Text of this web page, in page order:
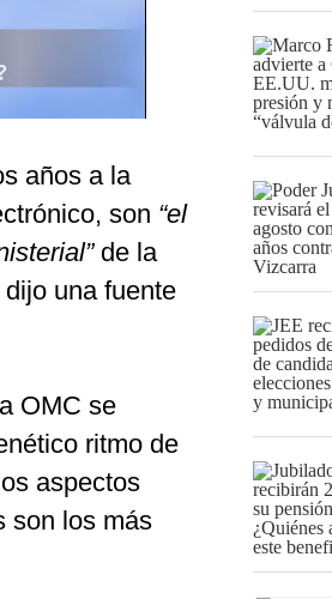
años a la
son “el
de la
dijo una fuente
OMC se
ritmo de
aspectos
son los más